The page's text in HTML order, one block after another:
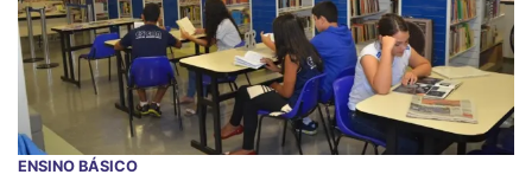
ENSINO BÁSICO